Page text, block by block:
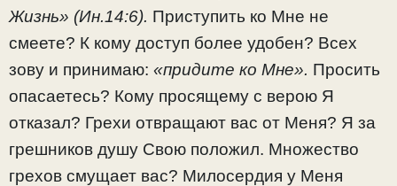
Жизнь» (Ин.14:6). Приступить ко Мне не
смеете? К кому доступ более удобен? Всех
зову и принимаю: «придите ко Мне». Просить
опасаетесь? Кому просящему с верою Я
отказал? Грехи отвращают вас от Меня? Я за
грешников душу Свою положил. Множество
грехов смущает вас? Милосердия у Меня